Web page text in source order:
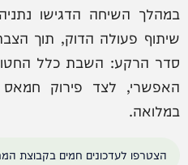
במהלך השיחה הדגישו
שיתוף פעולה הדוק, תוך
סדר הרקע: השבת כלל
האפשרי, לצד פירוק חמאס
במלואה.
הצטרפו לעדכונים חמים בקבוצת